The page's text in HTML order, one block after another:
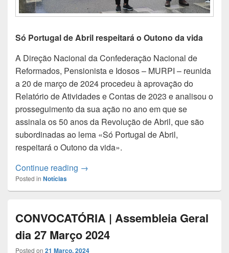
Só Portugal de Abril respeitará o Outono da vida
A Direção Nacional da Confederação Nacional de
Reformados, Pensionista e Idosos – MURPI – reunida
a 20 de março de 2024 procedeu à aprovação do
Relatório de Atividades e Contas de 2023 e analisou o
prosseguimento da sua ação no ano em que se
assinala os 50 anos da Revolução de Abril, que são
subordinadas ao lema «Só Portugal de Abril,
respeitará o Outono da vida».
Continue reading Melhores pensões, mais saúde, fruição
→
Posted in Notícias
CONVOCATÓRIA | Assembleia Geral
dia 27 Março 2024
Posted on 21 Março, 2024